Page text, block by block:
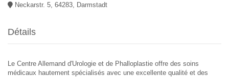
Neckarstr. 5, 64283, Darmstadt
Détails
Le Centre Allemand d'Urologie et de Phalloplastie offre des soins
médicaux hautement spécialisés avec une excellente qualité et des